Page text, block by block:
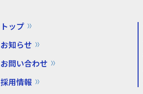
トップ
お知らせ
お問い合わせ
採用情報